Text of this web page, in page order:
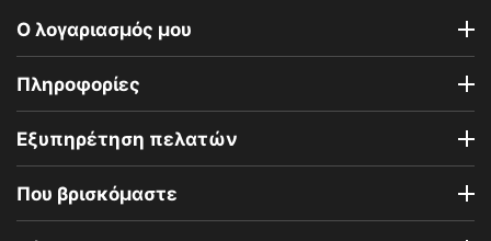
Ο λογαριασμός μου
Πληροφορίες
Εξυπηρέτηση πελατών
Που βρισκόμαστε